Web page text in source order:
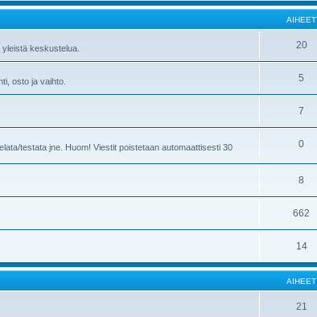
AIHEET
keskustelua. 20
osto ja vaihto. 5
7
testata jne. Huom! Viestit poistetaan automaattisesti 30
0
8
662
14
AIHEET
21